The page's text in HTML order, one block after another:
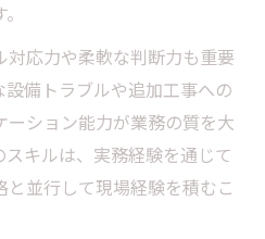
応力や柔軟な判断力も重要
備トラブルや追加工事への
ション能力が業務の質を大
キルは、実務経験を通じて
並行して現場経験を積むこ